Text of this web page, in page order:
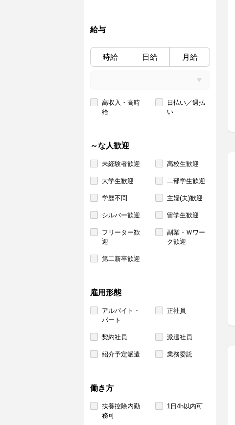
給与
時給 日給 月給
高収入・高時
給
日払い／週払
い
～な人歓迎
未経験者歓迎 高校生歓迎
大学生歓迎 二部学生歓迎
学歴不問 主婦(夫)歓迎
シルバー歓迎 留学生歓迎
フリーター歓
迎
副業・Ｗワー
ク歓迎
第二新卒歓迎
雇用形態
アルバイト・
パート
正社員
契約社員 派遣社員
紹介予定派遣 業務委託
働き方
扶養控除内勤
務可
1日4h以内可